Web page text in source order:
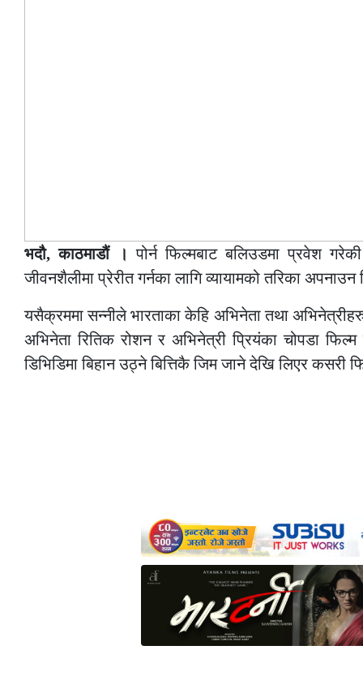
भदौ, काठमाडौं । पोर्न फिल्मबाट बलिउडमा प्रवेश
जीवनशैलीमा प्रेरीत गर्नका लागि व्यायामको तरिका
यसैक्रममा सन्नीले भारताका केहि अभिनेता तथा
अभिनेता रितिक रोशन र अभिनेत्री प्रियंका चोपडा
डिभिडिमा बिहान उठ्ने बित्तिकै जिम जाने देखि लिएर